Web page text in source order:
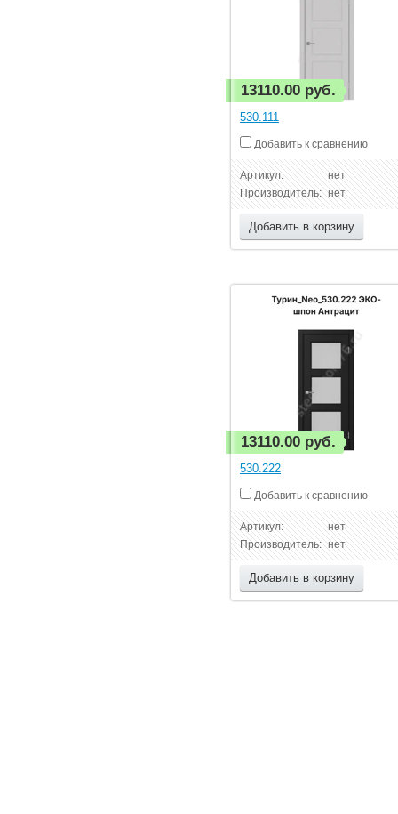
13110.00 руб.
530.111
Добавить к сравнению
Артикул:
нет
Производитель: нет
Добавить в корзину
13110.00 руб.
530.222
Добавить к сравнению
Артикул:
нет
Производитель: нет
Добавить в корзину